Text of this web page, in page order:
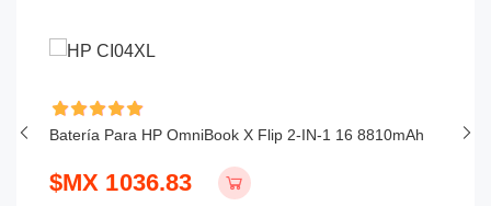
Batería Para HP OmniBook X Flip 2-IN-1 16 8810mAh
$MX 1036.83